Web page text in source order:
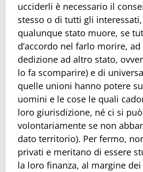
ucciderli è necessario il
stesso o di tutti gli
qualunque stato muore, se
d’accordo nel farlo morire, ad
dedizione ad altro stato,
lo fa scomparire) e di
quelle unioni hanno potere
uomini e le cose le quali
loro giurisdizione, né ci si
volontariamente se non
dato territorio). Per fermo,
privati e meritano di essere
la loro finanza, al margine